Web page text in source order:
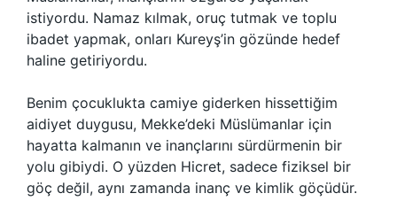
istiyordu. Namaz kılmak, oruç tutmak ve toplu
ibadet yapmak, onları Kureyş’in gözünde hedef
haline getiriyordu.
Benim çocuklukta camiye giderken hissettiğim
aidiyet duygusu, Mekke’deki Müslümanlar için
hayatta kalmanın ve inançlarını sürdürmenin bir
yolu gibiydi. O yüzden Hicret, sadece fiziksel bir
göç değil, aynı zamanda inanç ve kimlik göçüdür.